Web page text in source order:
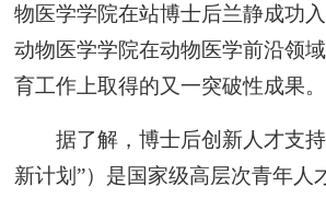
物医学学院在站博士后兰静成功
动物医学学院在动物医学前沿领
育工作上取得的又一突破性成果。
据了解，博士后创新人才支
新计划”）是国家级高层次青年人